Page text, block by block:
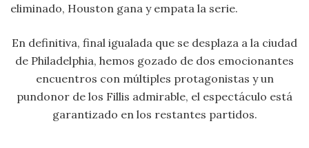
eliminado, Houston gana y empata la serie.
En definitiva, final igualada que se desplaza a la ciudad
de Philadelphia, hemos gozado de dos emocionantes
encuentros con múltiples protagonistas y un
pundonor de los Fillis admirable, el espectáculo está
garantizado en los restantes partidos.